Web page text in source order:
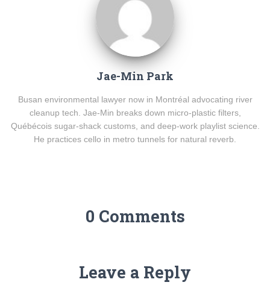
Jae-Min Park
Busan environmental lawyer now in Montréal advocating river
cleanup tech. Jae-Min breaks down micro-plastic filters,
Québécois sugar-shack customs, and deep-work playlist science.
He practices cello in metro tunnels for natural reverb.
0 Comments
Leave a Reply